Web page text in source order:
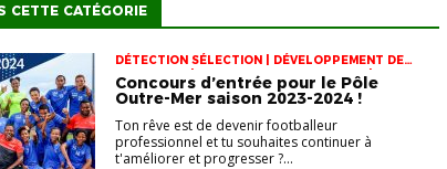
CETTE CATÉGORIE
DÉTECTION SÉLECTION | DÉVELOPPEMENT DES
PRATIQUES | FOOT EN MILIEU SCOLAIRE |
JEUNES | PÔLE OUTRE-MER
Concours d’entrée pour le Pôle
Outre-Mer saison 2023-2024 !
Ton rêve est de devenir footballeur
professionnel et tu souhaites continuer à
t'améliorer et progresser ?...